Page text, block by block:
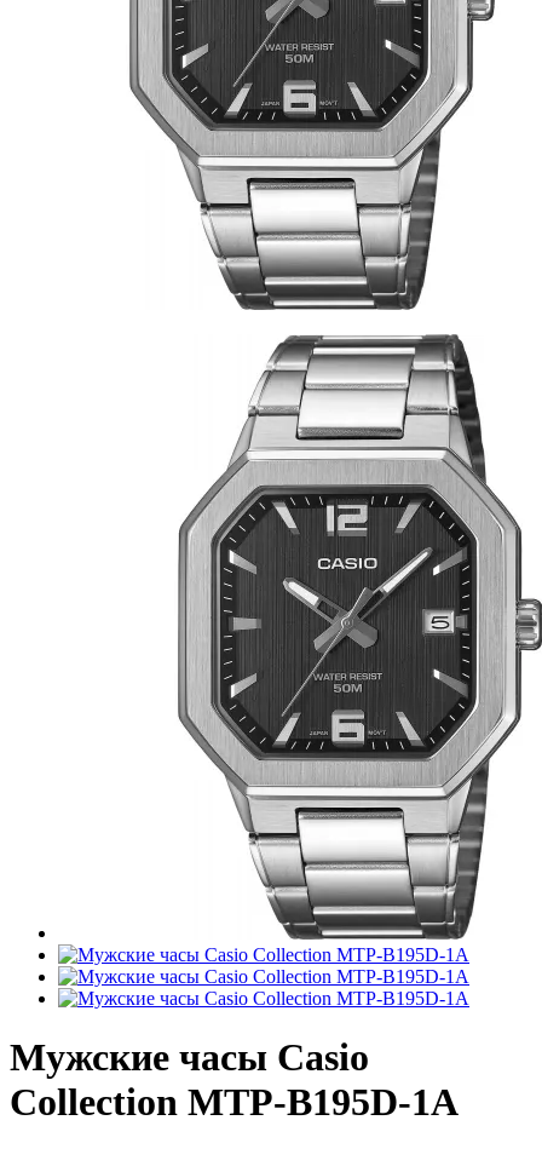
Мужские часы Casio
Collection MTP-B195D-1A